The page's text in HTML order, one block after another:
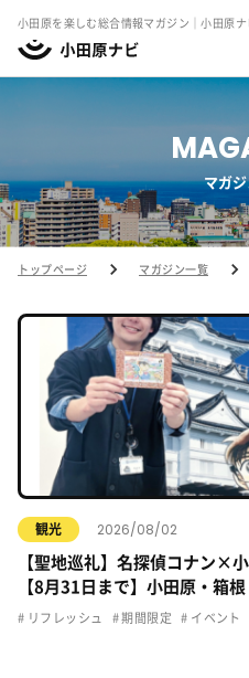
小田原を楽しむ総合情報マガジン｜小田原ナ
マガ
トップページ マガジン一覧
観光 2026/08/02
【聖地巡礼】名探偵コナン×
【8月31日まで】小田原・箱
リフレッシュ 期間限定 イベント